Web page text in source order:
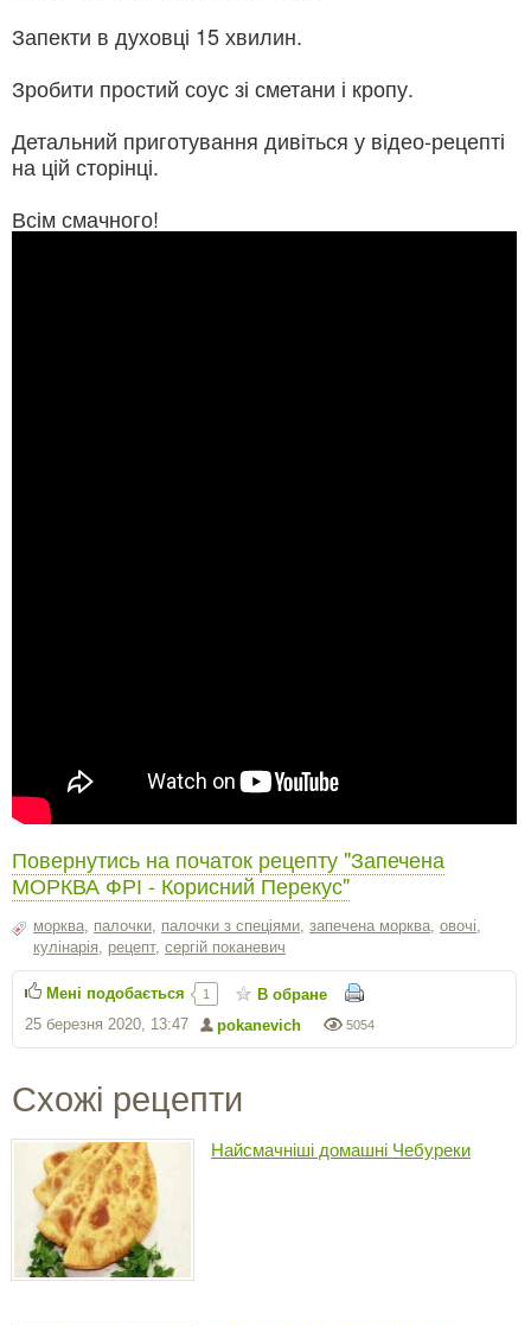
Запекти в духовці 15 хвилин.
Зробити простий соус зі сметани і кропу.
Детальний приготування дивіться у відео-рецепті
на цій сторінці.
Всім смачного!
Повернутись на початок рецепту "Запечена
МОРКВА ФРІ - Корисний Перекус"
морква палочки палочки з спеціями запечена морква овочі
кулінарія
рецепт, сергiй поканевич
5054
pokanevich
25 березня 2020, 13:47
Мені подобається 1 В обране
Схожі рецепти
Найсмачніші домашні Чебуреки